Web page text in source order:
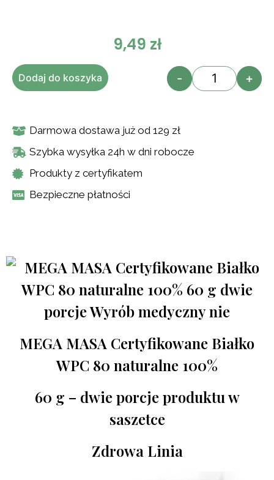
9,49 zł
- +
Dodaj do koszyka
Darmowa dostawa już od 129 zł
Szybka wysyłka 24h w dni robocze
Produkty z certyfikatem
Bezpieczne płatności
MEGA MASA Certyfikowane Białko
WPC 80 naturalne 100%
60 g – dwie porcje produktu w
saszetce
Zdrowa Linia